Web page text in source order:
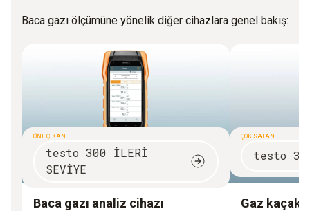
Baca gazı ölçümüne yönelik diğer cihazlara genel bakış:
ÖNE ÇIKAN
testo 300 İLERİ
SEVİYE
Baca gazı analiz cihazı
ÇOK SATAN
testo
Gaz kaçak